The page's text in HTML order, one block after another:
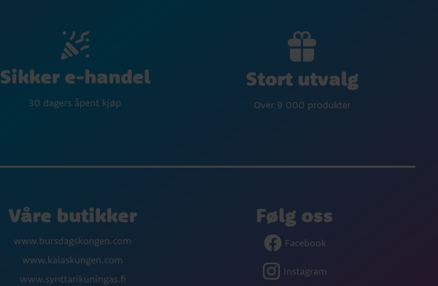
Sikker e-handel
30 dagers åpent kjøp
Stort utvalg
Over 9 000 produkter
Våre butikker
www.bursdagskongen.com
www.kalaskungen.com
www.synttarikuningas.fi
Følg oss
Facebook
Instagram